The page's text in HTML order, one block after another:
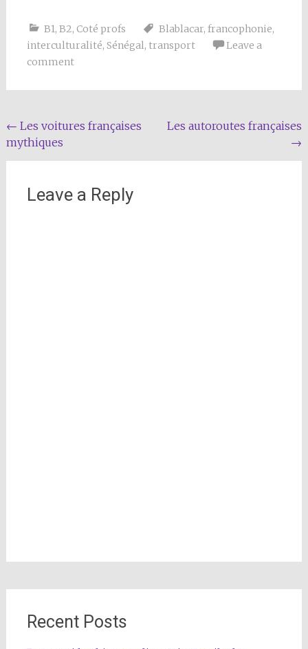
B1, B2, Coté profs Blablacar, francophonie,
interculturalité, Sénégal, transport
Leave a
comment
Post
navigation
← Les voitures françaises
mythiques
Les autoroutes françaises
→
Leave a Reply
Recent Posts